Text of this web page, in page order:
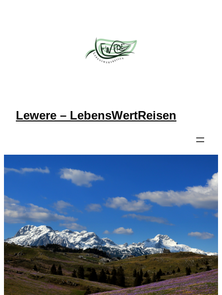
Lewere – LebensWertReisen